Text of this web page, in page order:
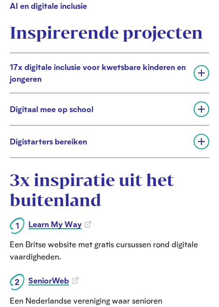
AI en digitale inclusie
Inspirerende projecten
17x digitale inclusie voor kwetsbare kinderen en
jongeren
U
v
u
w
n
Digitaal mee op school
U
i
v
o
w
e
n
Digistarters bereiken
U
i
v
o
u
w
e
n
3x inspiratie uit het
buitenland
Learn My Way
Een Britse website met gratis cursussen rond digitale
vaardigheden.
SeniorWeb
Een Nederlandse vereniging waar senioren